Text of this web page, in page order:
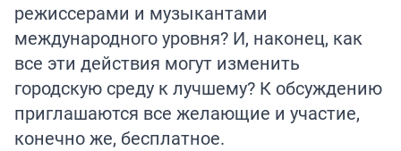
режиссерами и музыкантами
международного уровня? И, наконец, как
все эти действия могут изменить
городскую среду к лучшему? К обсуждению
приглашаются все желающие и участие,
конечно же, бесплатное.